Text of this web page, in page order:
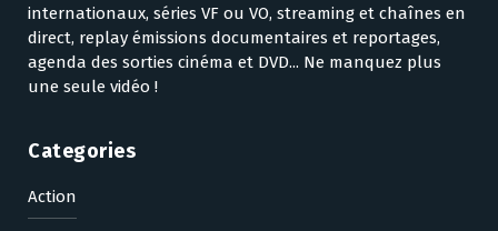
internationaux, séries VF ou VO, streaming et chaînes en
direct, replay émissions documentaires et reportages,
agenda des sorties cinéma et DVD... Ne manquez plus
une seule vidéo !
Categories
Action